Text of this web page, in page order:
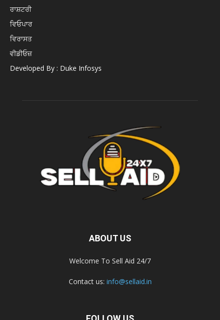
ਰਾਸ਼ਟਰੀ
ਵਿਓਪਾਰ
ਵਿਰਾਸਤ
ਵੀਡੀਓਜ਼
Developed By : Duke Infosys
ABOUT US
Welcome To Sell Aid 24/7
Contact us: info@sellaid.in